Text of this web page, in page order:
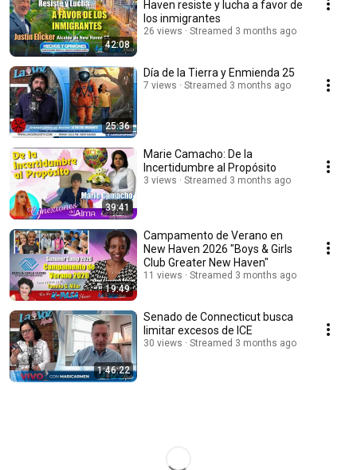
42:08
Haven resiste y lucha a favor de
los inmigrantes
26 views Streamed 3 months ago
25:36
Día de la Tierra y Enmienda 25
7 views Streamed 3 months ago
39:41
Marie Camacho: De la
Incertidumbre al Propósito
3 views Streamed 3 months ago
19:49
Campamento de Verano en
New Haven 2026 "Boys & Girls
Club Greater New Haven"
11 views Streamed 3 months ago
1:46:22
Senado de Connecticut busca
limitar excesos de ICE
30 views Streamed 3 months ago